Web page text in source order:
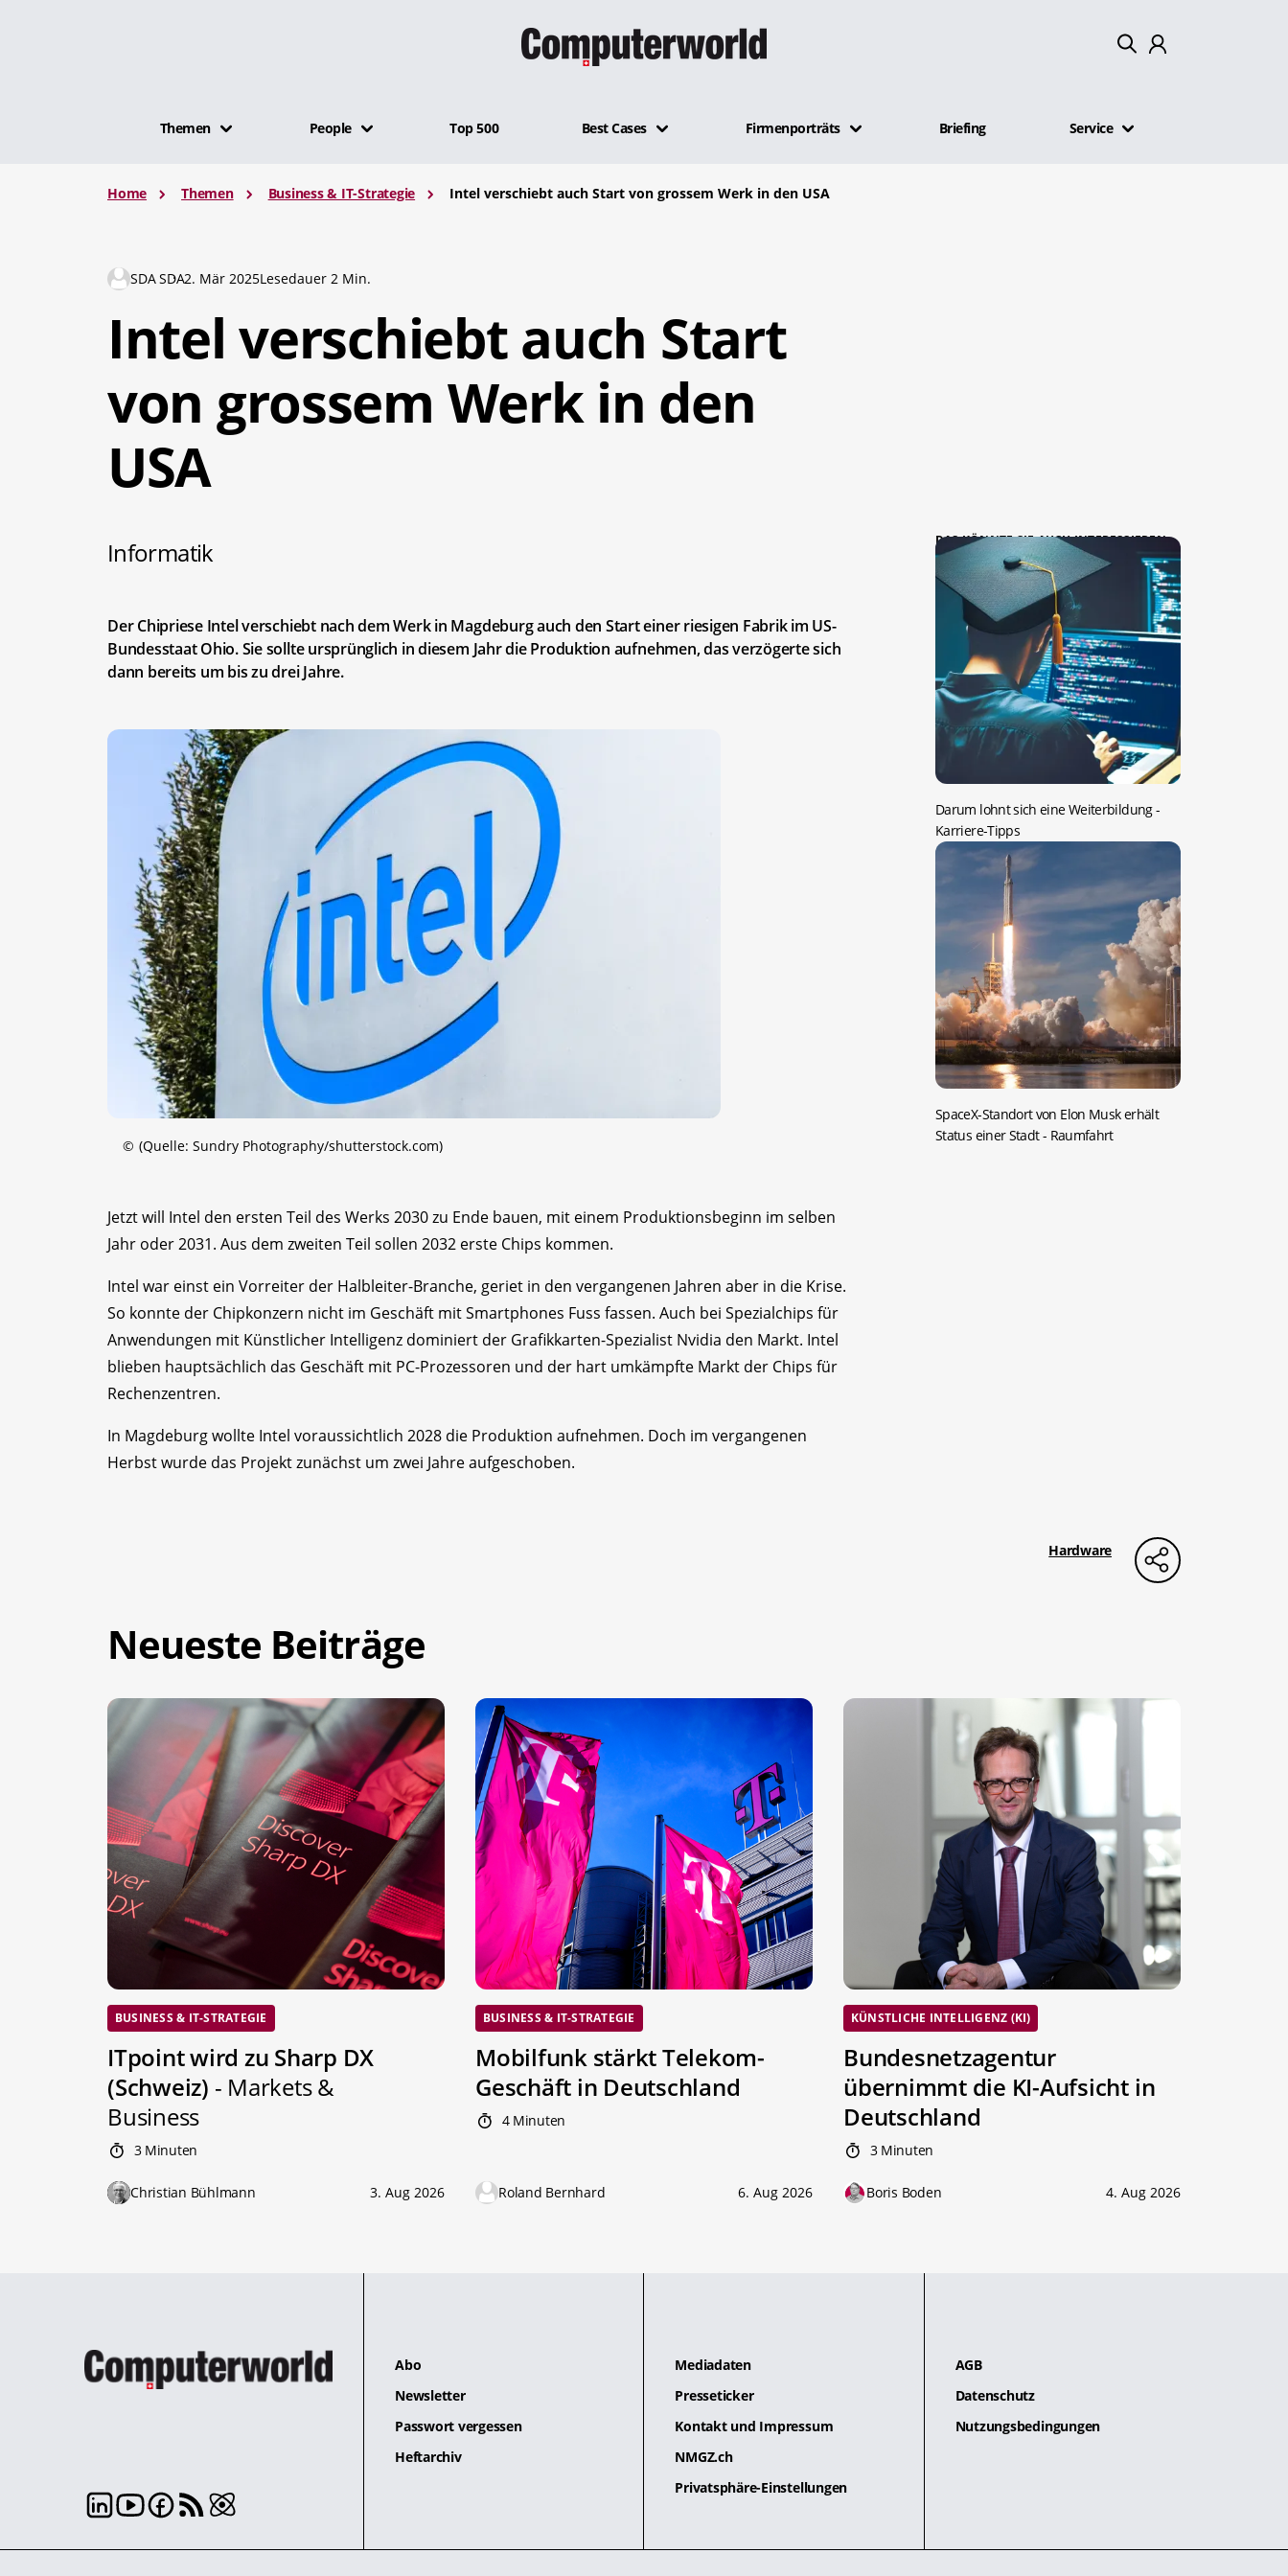
Themen People Top 500 Best Cases Firmenporträts Briefing Service
Home Themen Business & IT-Strategie Intel verschiebt auch Start von grossem Werk in den USA
SDA SDA2. Mär 2025Lesedauer 2 Min.
Intel verschiebt auch Start
von grossem Werk in den
USA
Informatik
Der Chipriese Intel verschiebt nach dem Werk in Magdeburg auch den Start einer riesigen Fabrik im US-
Bundesstaat Ohio. Sie sollte ursprünglich in diesem Jahr die Produktion aufnehmen, das verzögerte sich
dann bereits um bis zu drei Jahre.
© (Quelle: Sundry Photography/shutterstock.com)
Jetzt will Intel den ersten Teil des Werks 2030 zu Ende bauen, mit einem Produktionsbeginn im selben
Jahr oder 2031. Aus dem zweiten Teil sollen 2032 erste Chips kommen.
Intel war einst ein Vorreiter der Halbleiter-Branche, geriet in den vergangenen Jahren aber in die Krise.
So konnte der Chipkonzern nicht im Geschäft mit Smartphones Fuss fassen. Auch bei Spezialchips für
Anwendungen mit Künstlicher Intelligenz dominiert der Grafikkarten-Spezialist Nvidia den Markt. Intel
blieben hauptsächlich das Geschäft mit PC-Prozessoren und der hart umkämpfte Markt der Chips für
Rechenzentren.
In Magdeburg wollte Intel voraussichtlich 2028 die Produktion aufnehmen. Doch im vergangenen
Herbst wurde das Projekt zunächst um zwei Jahre aufgeschoben.
DAS KÖNNTE SIE AUCH INTERESSIEREN:
Darum lohnt sich eine Weiterbildung-
Karriere-Tipps
SpaceX-Standort von Elon Musk erhält
Status einer Stadt- Raumfahrt
Hardware
Neueste Beiträge
BUSINESS & IT-STRATEGIE
ITpoint wird zu Sharp DX
(Schweiz) - Markets &
Business
3 Minuten
Christian Bühlmann 3. Aug 2026
BUSINESS & IT-STRATEGIE
Mobilfunk stärkt Telekom-
Geschäft in Deutschland
4 Minuten
Roland Bernhard 6. Aug 2026
KÜNSTLICHE INTELLIGENZ (KI)
Bundesnetzagentur
übernimmt die KI-Aufsicht in
Deutschland
3 Minuten
Boris Boden 4. Aug 2026
Abo
Newsletter
Passwort vergessen
Heftarchiv
Mediadaten
Presseticker
Kontakt und Impressum
NMGZ.ch
Privatsphäre-Einstellungen
AGB
Datenschutz
Nutzungsbedingungen